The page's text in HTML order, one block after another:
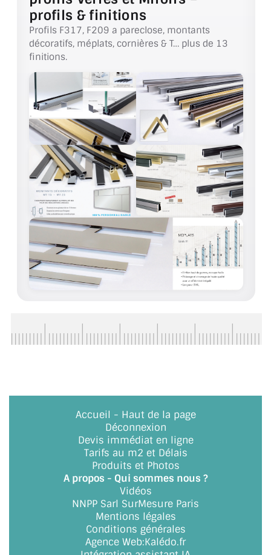
BARRES DE STABILISATION
JOINTS D'ÉTANCHÉITÉS
FIXATION GARDES CORPS
SYSTÈMES PIVOTANTS
SYSTÈMES COULISSANTS
LE CATALOGUE ACCESSOIRES
(STROMBINOSCOPE)
ACCESSOIRES EN PROMOTIONS
EXEMPLES, RÉALISATIONS, INSPIRATIONS
NUANCIER RAL
COMMENT COUPER DU VERRE ?
A PROPOS DE LA LIVRAISON
NOUS TROUVER - BUC 78
NOUS CONTACTER
profils & finitions
Profils F317, F209 a pareclose, montants
décoratifs, méplats, cornières & T… plus de 13
finitions.
Accueil - Haut de la page
Déconnexion
Devis immédiat en ligne
Tarifs au m2 et Délais
Produits et Photos
A propos - Qui sommes nous ?
Vidéos
NNPP Sarl SurMesure Paris
Mentions légales
Conditions générales
Agence Web:Kalédo.fr